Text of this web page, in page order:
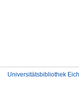
Universitätsbibliothek